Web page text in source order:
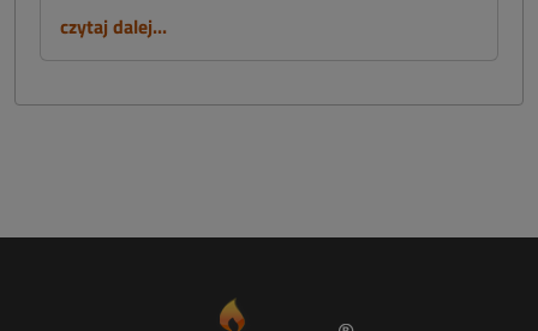
czytaj dalej...